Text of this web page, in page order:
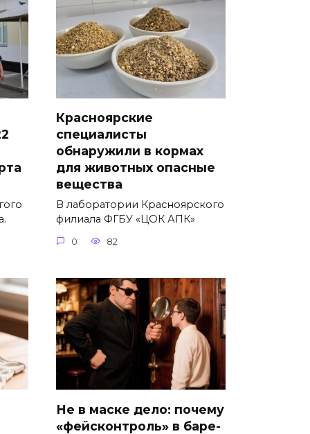
Красноярские
специалисты
обнаружили в кормах
для животных опасные
вещества
В лаборатории Красноярского
филиала ФГБУ «ЦОК АПК»
0 82
Не в маске дело: почему
«фейсконтроль» в баре-